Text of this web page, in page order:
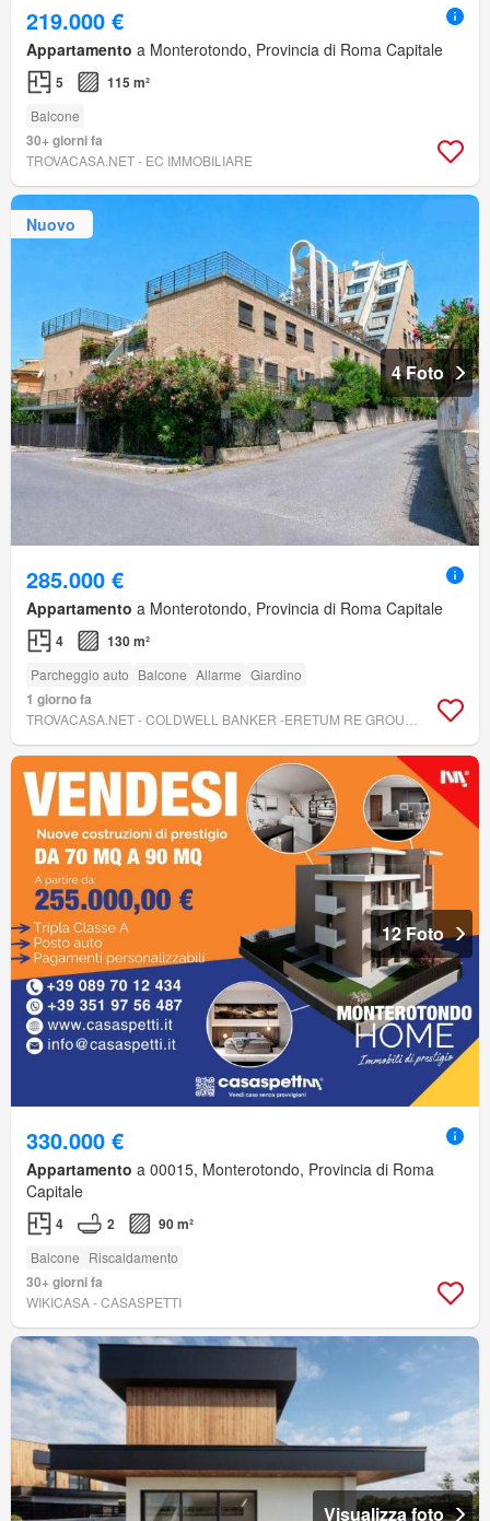
219.000 €
Appartamento a Monterotondo, Provincia di Roma Capitale
5 115 m²
Balcone
30+ giorni fa
TROVACASA.NET - EC IMMOBILIARE
Nuovo
4 Foto
285.000 €
Appartamento a Monterotondo, Provincia di Roma Capitale
4 130 m²
Parcheggio auto Balcone Allarme Giardino
1 giorno fa
12 Foto
330.000 €
Appartamento a 00015, Monterotondo, Provincia di Roma
Capitale
4 2 90 m²
Balcone Riscaldamento
30+ giorni fa
WIKICASA - CASASPETTI
Visualizza foto